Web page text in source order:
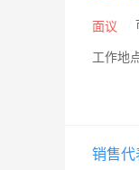
面议
工作地
销售代